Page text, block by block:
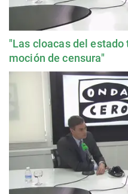
"Las cloacas del
moción de censura"